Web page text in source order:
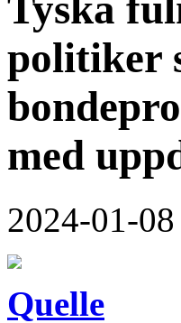
Tyska
politiker
med
2024-01-
Quelle